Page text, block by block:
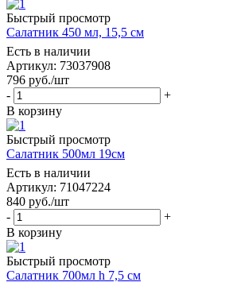
Быстрый просмотр
Салатник 450 мл, 15,5 см
Есть в наличии
Артикул: 73037908
796 руб./шт
-
+
В корзину
Быстрый просмотр
Салатник 500мл 19см
Есть в наличии
Артикул: 71047224
840 руб./шт
-
+
В корзину
Быстрый просмотр
Салатник 700мл h 7,5 см